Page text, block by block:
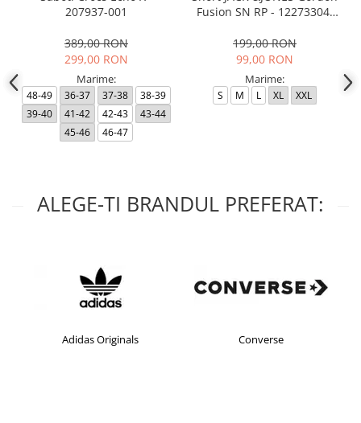
207937-001
389,00 RON
299,00 RON
Marime:
48-49 36-37 37-38
38-39
39-40
41-42 42-43
43-44
45-46
46-47
Fusion SN RP - 12273304-
199,00 RON
99,00 RON
Marime:
S M L XL XXL
ALEGE-TI BRANDUL PREFERAT:
Adidas Originals Converse